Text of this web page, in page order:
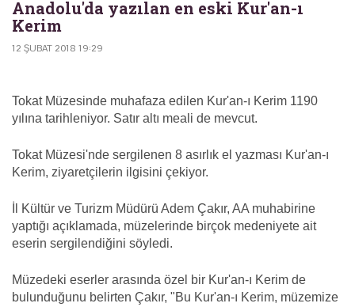
Anadolu'da yazılan en eski Kur'an-ı
Kerim
12 ŞUBAT 2018 19:29
Tokat Müzesinde muhafaza edilen Kur'an-ı Kerim 1190
yılına tarihleniyor. Satır altı meali de mevcut.
Tokat Müzesi'nde sergilenen 8 asırlık el yazması Kur'an-ı
Kerim, ziyaretçilerin ilgisini çekiyor.
İl Kültür ve Turizm Müdürü Adem Çakır, AA muhabirine
yaptığı açıklamada, müzelerinde birçok medeniyete ait
eserin sergilendiğini söyledi.
Müzedeki eserler arasında özel bir Kur'an-ı Kerim de
bulunduğunu belirten Çakır, "Bu Kur'an-ı Kerim, müzemize